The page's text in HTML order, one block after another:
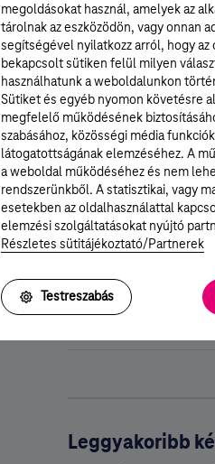
A saját biztonságod
biztonságos jelszó
További hasznos
tenned, ha
Emellett ellátogathatsz a
és természetesen magad
Utoljára frissítve:
IGEN
Leggyakoribb
megoldásokat használ, amelyek az
tárolnak az eszközödön, vagy onnan
segítségével nyilatkozz arról, hogy
bekapcsolt sütiken felül milyen
használhatunk a weboldalunkon
Sütiket és egyéb nyomon követésre
megfelelő működésének
szabásához, közösségi média
látogatottságának elemzéséhez. A
a weboldal működéséhez és nem
rendszerünkből. A statisztikai, vagy
esetekben az oldalhasználattal
elemzési szolgáltatásokat nyújtó
Részletes sütitájékoztató/Partnerek
Testreszabás